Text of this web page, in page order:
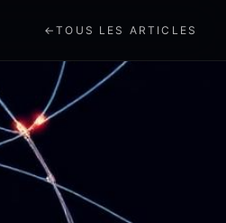
←TOUS LES ARTICLES